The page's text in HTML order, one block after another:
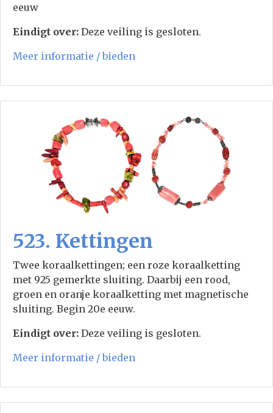
eeuw
Eindigt over: Deze veiling is gesloten.
Meer informatie / bieden
523. Kettingen
Twee koraalkettingen; een roze koraalketting
met 925 gemerkte sluiting. Daarbij een rood,
groen en oranje koraalketting met magnetische
sluiting. Begin 20e eeuw.
Eindigt over: Deze veiling is gesloten.
Meer informatie / bieden